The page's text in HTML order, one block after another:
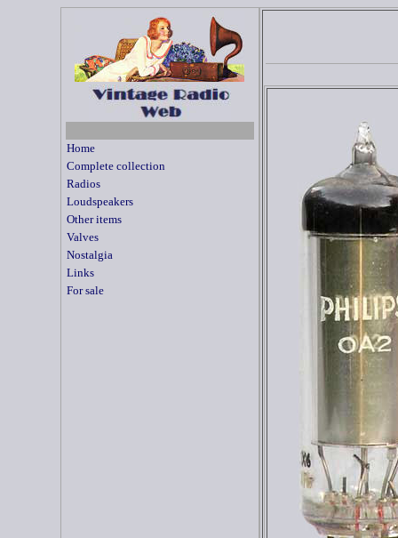
Home
Complete collection
Radios
Loudspeakers
Other items
Valves
Nostalgia
Links
For sale